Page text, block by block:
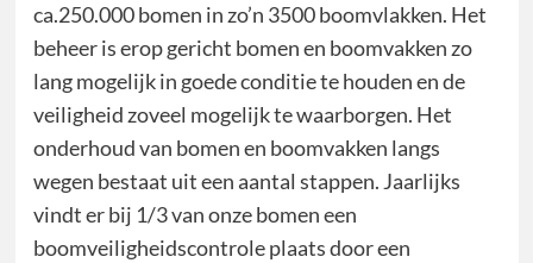
ca.250.000 bomen in zo’n 3500 boomvlakken. Het
beheer is erop gericht bomen en boomvakken zo
lang mogelijk in goede conditie te houden en de
veiligheid zoveel mogelijk te waarborgen. Het
onderhoud van bomen en boomvakken langs
wegen bestaat uit een aantal stappen. Jaarlijks
vindt er bij 1/3 van onze bomen een
boomveiligheidscontrole plaats door een